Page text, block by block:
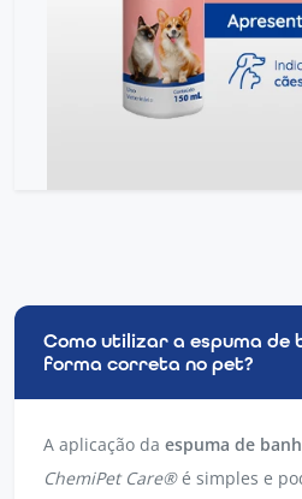
Como utilizar a espuma de
forma correta no pet?
A aplicação da espuma de
ChemiPet Care®é simples e